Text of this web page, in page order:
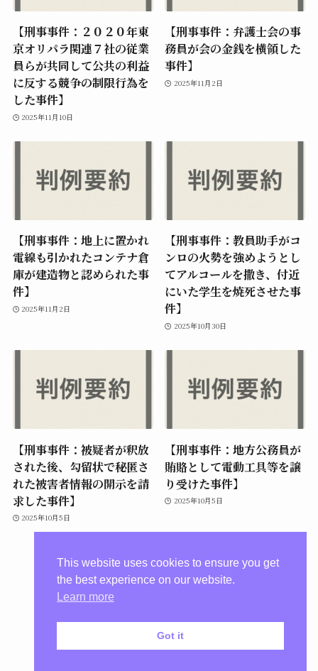
【刑事事件：２０２０年東
京オリパラ関連７社の従業
員らが共同して公共の利益
に反する競争の制限行為を
した事件】
2025年11月10日
【刑事事件：弁護士会の事
務員が会の金銭を横領した
事件】
2025年11月2日
【刑事事件：地上に置かれ
電線も引かれたコンテナ倉
庫が建造物と認められた事
件】
2025年11月2日
【刑事事件：教員助手がコ
ンロの火勢を強めようとし
てアルコールを撒き、付近
にいた学生を焼死させた事
件】
2025年10月30日
【刑事事件：被疑者が釈放
された後、勾留状で秘匿さ
れた被害者情報の開示を請
求した事件】
2025年10月5日
【刑事事件：地方公務員が
賄賂として電動工具等を譲
り受けた事件】
2025年10月5日
プライバシーポリシー
This website uses cookies to ensure you get
the best experience on our website.
Learn more
Got it